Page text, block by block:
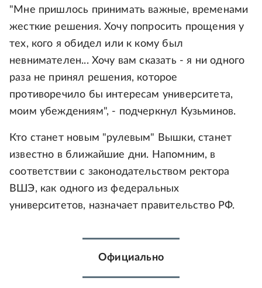
"Мне пришлось принимать важные, временами
жесткие решения. Хочу попросить прощения у
тех, кого я обидел или к кому был
невнимателен... Хочу вам сказать - я ни одного
раза не принял решения, которое
противоречило бы интересам университета,
моим убеждениям", - подчеркнул Кузьминов.
Кто станет новым "рулевым" Вышки, станет
известно в ближайшие дни. Напомним, в
соответствии с законодательством ректора
ВШЭ, как одного из федеральных
университетов, назначает правительство РФ.
Официально